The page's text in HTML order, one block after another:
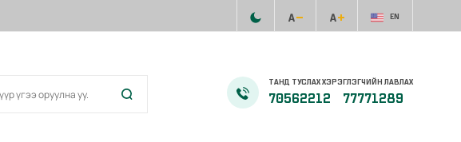
EN
ТАНД ТУСЛАХ ХЭРЭГЛЭГЧИЙН ЛАВЛАХ
70562212 77771289